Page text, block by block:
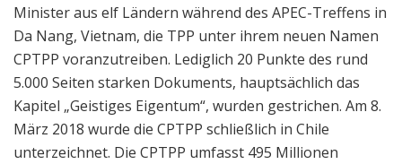
Minister aus elf Ländern während des APEC-Treffens in
Da Nang, Vietnam, die TPP unter ihrem neuen Namen
CPTPP voranzutreiben. Lediglich 20 Punkte des rund
5.000 Seiten starken Dokuments, hauptsächlich das
Kapitel „Geistiges Eigentum“, wurden gestrichen. Am 8.
März 2018 wurde die CPTPP schließlich in Chile
unterzeichnet. Die CPTPP umfasst 495 Millionen